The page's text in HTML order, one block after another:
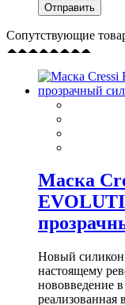
Сопутствующие
Маска
Новый силикон
настоящему
нововведение
реализованная